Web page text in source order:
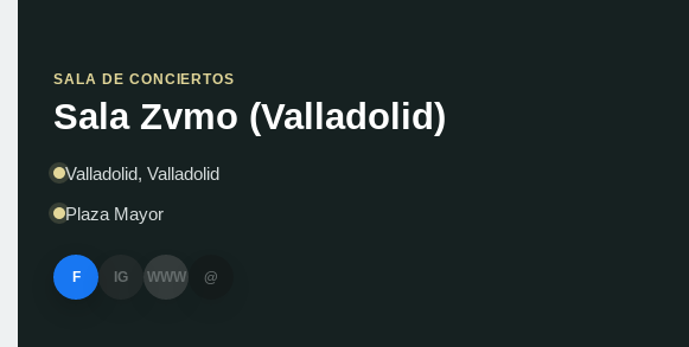
SALA DE CONCIERTOS
Sala Zvmo (Valladolid)
Valladolid, Valladolid
Plaza Mayor
F IG WWW @